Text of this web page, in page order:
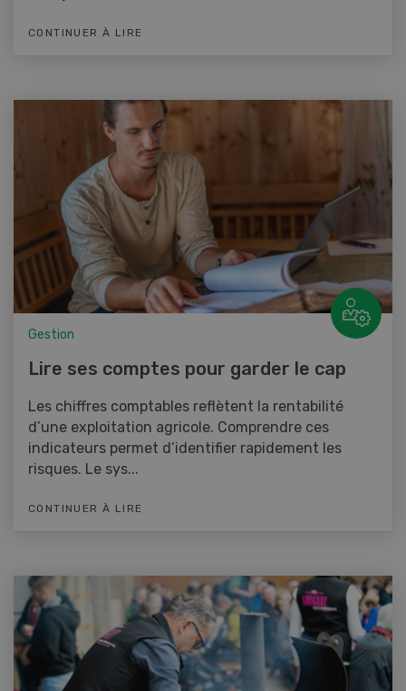
CONTINUER À LIRE
Gestion
Lire ses comptes pour garder le cap
Les chiffres comptables reflètent la rentabilité
d’une exploitation agricole. Comprendre ces
indicateurs permet d’identifier rapidement les
risques. Le sys...
CONTINUER À LIRE